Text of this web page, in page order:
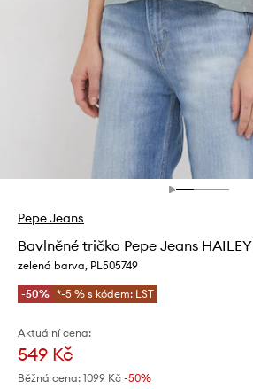
Pepe Jeans
Bavlněné tričko Pepe Jeans HAILEY
zelená barva, PL505749
-50% *-5 % s kódem: LST
Aktuální cena:
549 Kč
Běžná cena: 1099 Kč -50%